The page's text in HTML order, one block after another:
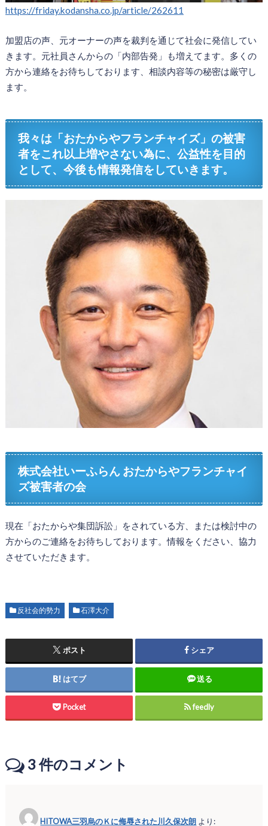
https://friday.kodansha.co.jp/article/262611
加盟店の声、元オーナーの声を裁判を通じて社会に発信してい
きます。元社員さんからの「内部告発」も増えてます。多くの
方から連絡をお待ちしております、相談内容等の秘密は厳守し
ます。
我々は「おたからやフランチャイズ」の被害
者をこれ以上増やさない為に、公益性を目的
として、今後も情報発信をしていきます。
株式会社いーふらん おたからやフランチャイ
ズ被害者の会
現在「おたからや集団訴訟」をされている方、または検討中の
方からのご連絡をお待ちしております。情報をください、協力
させていただきます。
反社会的勢力 石澤大介
ポスト シェア
はてブ 送る
Pocket feedly
3件のコメント
HITOWA三羽烏のＫに侮辱された川久保次朗 より: